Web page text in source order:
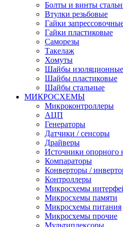
Болты и винты
Втулки резьбовые
Гайки
Гайки пластиковые
Саморезы
Такелаж
Хомуты
Шайбы изоляционные
Шайбы пластиковые
Шайбы стальные
МИКРОСХЕМЫ
Микроконтроллеры
АЦП
Генераторы
Датчики / сенсоры
Драйверы
Источники опорного
Компараторы
Конверторы /
Контроллеры
Микросхемы
Микросхемы памяти
Микросхемы питания
Микросхемы прочие
Мультиплексоры